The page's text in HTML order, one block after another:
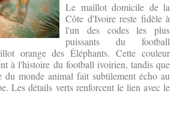
Le maillot domicile de la
Côte d'Ivoire reste fidèle à
l'un des codes les plus
puissants du football
orange des Éléphants. Cette couleur
à l'histoire du football ivoirien, tandis que
du monde animal fait subtilement écho au
Les détails verts renforcent le lien avec le